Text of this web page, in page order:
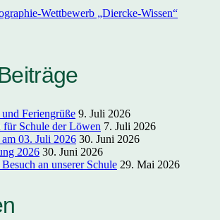
Wettbewerb „Diercke-Wissen“
Feriengrüße 9. Juli 2026
für Schule der Löwen 7. Juli 2026
03. Juli 2026 30. Juni 2026
2026 30. Juni 2026
an unserer Schule 29. Mai 2026